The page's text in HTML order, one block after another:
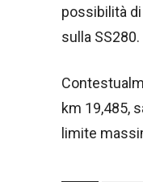
possibilità
sulla SS280.
km 19,485,
limite